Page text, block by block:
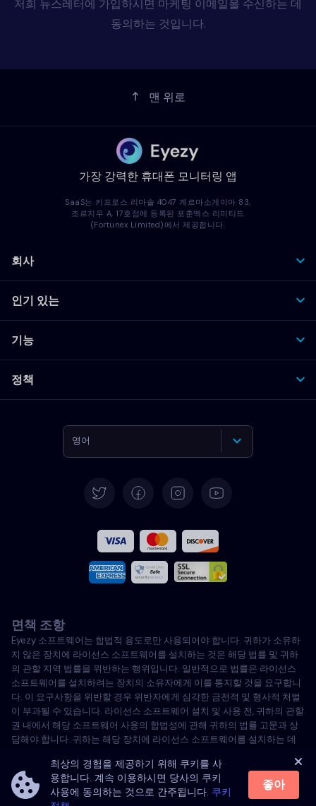
저희 뉴스레터에 가입하시면 마케팅 이메일을 수신하는 데
동의하는 것입니다.
맨 위로
최상의 경험을 제공하기 위해 쿠키를 사
용합니다. 계속 이용하시면 당사의 쿠키
사용에 동의하는 것으로 간주됩니다. 쿠키
좋아
가장 강력한 휴대폰 모니터링 앱
SaaS는 키프로스 리마솔 4047 게르마소게이아 83,
조르지우 A, 17호점에 등록된 포춘엑스 리미티드
(Fortunex Limited)에서 제공합니다.
회사
인기 있는
기능
정책
영어
프랑스어
이탈리아어
터키어
폴란드어
면책 조항
Eyezy 소프트웨어는 합법적 용도로만 사용되어야 합니다. 귀하가 소유하
지 않은 장치에 라이선스 소프트웨어를 설치하는 것은 해당 법률 및 귀하
의 관할 지역 법률을 위반하는 행위입니다. 일반적으로 법률은 라이선스
소프트웨어를 설치하려는 장치의 소유자에게 이를 통지할 것을 요구합니
다. 이 요구사항을 위반할 경우 위반자에게 심각한 금전적 및 형사적 처벌
이 부과될 수 있습니다. 라이선스 소프트웨어 설치 및 사용 전, 귀하의 관할
권 내에서 해당 소프트웨어 사용의 합법성에 관해 귀하의 법률 고문과 상
담해야 합니다. 귀하는 해당 장치에 라이선스 소프트웨어를 설치하는 데